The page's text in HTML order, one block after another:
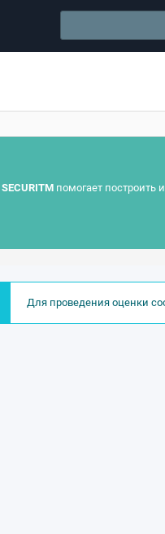
SECURITMпомогает
Для проведения оценки